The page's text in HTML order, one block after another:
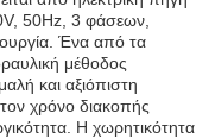
50Hz, 3 φάσεων,
Ένα από τα
μέθοδος
και αξιόπιστη
χρόνο διακοπής
Η χωρητικότητα